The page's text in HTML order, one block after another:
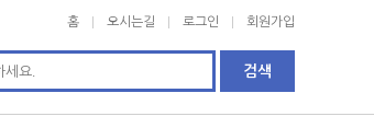
홈 오시는길 로그인 회원가입